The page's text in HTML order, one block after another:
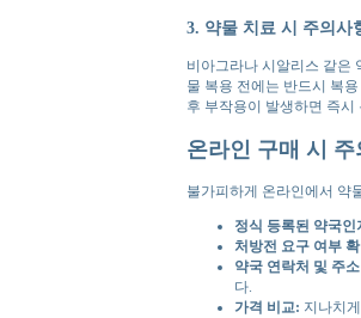
3. 약물 치료 시 주의사
비아그라나 시알리스 같은
물 복용 전에는 반드시 복
후 부작용이 발생하면 즉
온라인 구매 시
불가피하게 온라인에서 약
정식 등록된 약국인
처방전 요구 여부
약국 연락처 및 주
다.
가격 비교: 지나치